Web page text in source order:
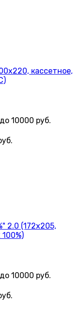
кассетное,
2.0 (172х205,